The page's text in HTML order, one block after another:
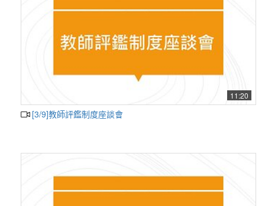
11:20
[3/9]教師評鑑制度座談會